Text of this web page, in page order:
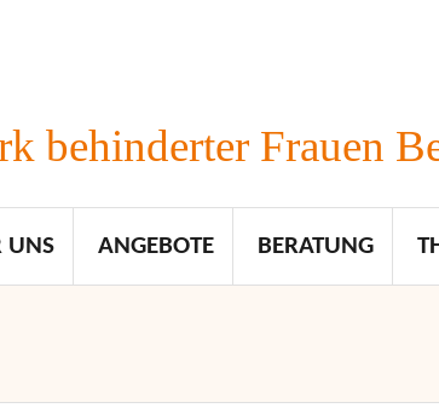
behinderter Frauen
UNS ANGEBOTE BERATUNG